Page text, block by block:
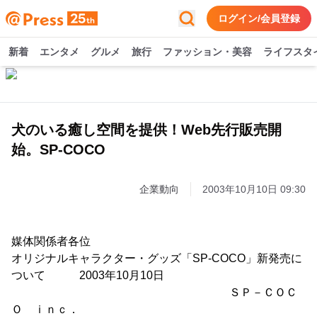
ログイン/会員登録
新着 エンタメ グルメ 旅行 ファッション・美容 ライフスタ
犬のいる癒し空間を提供！Web先行販売開
始。SP-COCO
企業動向 2003年10月10日 09:30
媒体関係者各位
オリジナルキャラクター・グッズ「SP-COCO」新発売に
ついて 2003年10月10日
ＳＰ－ＣＯＣ
Ｏ ｉｎｃ．